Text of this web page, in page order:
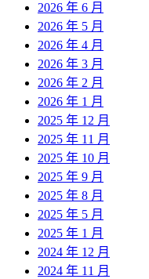
2026 年 6 月
2026 年 5 月
2026 年 4 月
2026 年 3 月
2026 年 2 月
2026 年 1 月
2025 年 12 月
2025 年 11 月
2025 年 10 月
2025 年 9 月
2025 年 8 月
2025 年 5 月
2025 年 1 月
2024 年 12 月
2024 年 11 月